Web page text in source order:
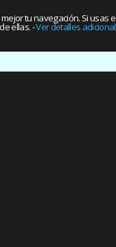
tu navegación. Si usas
ellas.-Ver detalles